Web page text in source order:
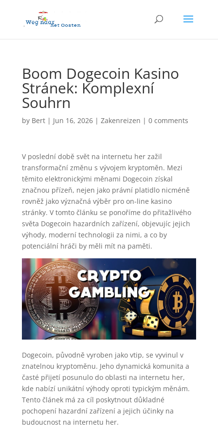
Boom Dogecoin Kasino
Stránek: Komplexní
Souhrn
by Bert| Jun 16, 2026| Zakenreizen | 0 comments
V poslední době svět na internetu her zažil
transformační změnu s vývojem kryptoměn. Mezi
těmito elektronickými měnami Dogecoin získal
značnou přízeň, nejen jako právní platidlo nicméně
rovněž jako význačná výběr pro on-line kasino
stránky. V tomto článku se ponoříme do přitažlivého
světa Dogecoin hazardních zařízení, objevujíc jejich
výhody, moderní technologii za nimi, a co by
potenciální hráči by měli mít na paměti.
Dogecoin, původně vyroben jako vtip, se vyvinul v
znatelnou kryptoměnu. Jeho dynamická komunita a
časté přijetí posunulo do oblasti na internetu her,
kde nabízí unikátní výhody oproti typickým měnám.
Tento článek má za cíl poskytnout důkladné
pochopení hazardní zařízení a jejich účinky na
budoucnost na internetu her.